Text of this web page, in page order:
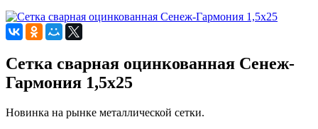
Сетка сварная оцинкованная Сенеж-
Гармония 1,5х25
Новинка на рынке металлической сетки.